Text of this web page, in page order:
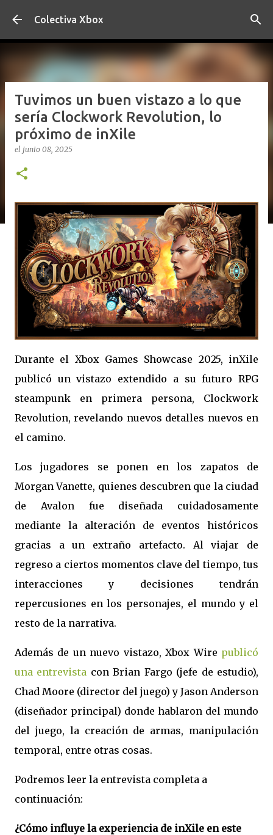
Ir al contenido principal
Colectiva Xbox
Tuvimos un buen vistazo a lo que
sería Clockwork Revolution, lo
próximo de inXile
el junio 08, 2025
Durante el Xbox Games Showcase 2025, inXile
publicó un vistazo extendido a su futuro RPG
steampunk en primera persona, Clockwork
Revolution, revelando nuevos detalles nuevos en
el camino.
Los jugadores se ponen en los zapatos de
Morgan Vanette, quienes descubren que la ciudad
de Avalon fue diseñada cuidadosamente
mediante la alteración de eventos históricos
gracias a un extraño artefacto. Al viajar de
regreso a ciertos momentos clave del tiempo, tus
interacciones y decisiones tendrán
repercusiones en los personajes, el mundo y el
resto de la narrativa.
Además de un nuevo vistazo, Xbox Wire publicó
una entrevista con Brian Fargo (jefe de estudio),
Chad Moore (director del juego) y Jason Anderson
(diseñador principal) donde hablaron del mundo
del juego, la creación de armas, manipulación
temporal, entre otras cosas.
Podremos leer la entrevista completa a
continuación:
¿Cómo influye la experiencia de inXile en este